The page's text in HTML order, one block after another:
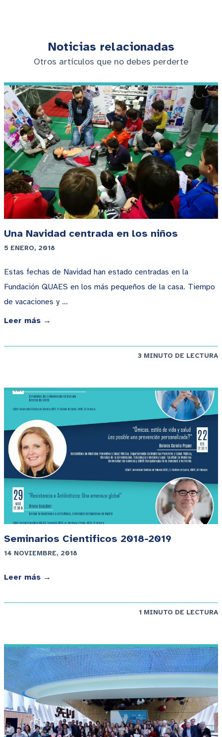
Noticias relacionadas
Otros artículos que no debes perderte
Una Navidad centrada en los niños
5 ENERO, 2018
Estas fechas de Navidad han estado centradas en la
Fundación QUAES en los más pequeños de la casa. Tiempo
de vacaciones y …
Leer más →
3 MINUTO DE LECTURA
Seminarios Cientificos 2018-2019
14 NOVIEMBRE, 2018
Leer más →
1 MINUTO DE LECTURA